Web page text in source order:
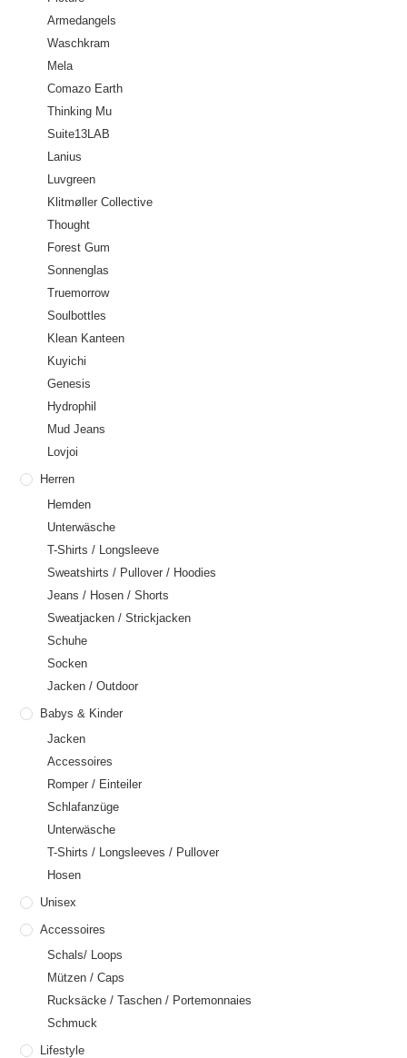
Armedangels
Waschkram
Mela
Comazo Earth
Thinking Mu
Suite13LAB
Lanius
Luvgreen
Klitmøller Collective
Thought
Forest Gum
Sonnenglas
Truemorrow
Soulbottles
Klean Kanteen
Kuyichi
Genesis
Hydrophil
Mud Jeans
Lovjoi
Herren
Hemden
Unterwäsche
T-Shirts / Longsleeve
Sweatshirts / Pullover / Hoodies
Jeans / Hosen / Shorts
Sweatjacken / Strickjacken
Schuhe
Socken
Jacken / Outdoor
Babys & Kinder
Jacken
Accessoires
Romper / Einteiler
Schlafanzüge
Unterwäsche
T-Shirts / Longsleeves / Pullover
Hosen
Unisex
Accessoires
Schals/ Loops
Mützen / Caps
Rucksäcke / Taschen / Portemonnaies
Schmuck
Lifestyle